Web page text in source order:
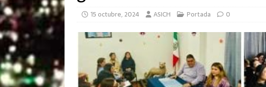
15 octubre, 2024 ASICH Portada 0